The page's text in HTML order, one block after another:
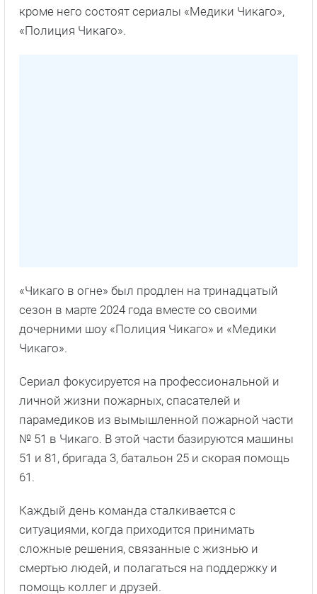
кроме него состоят сериалы «Медики Чикаго»,
«Полиция Чикаго».
«Чикаго в огне» был продлен на тринадцатый
сезон в марте 2024 года вместе со своими
дочерними шоу «Полиция Чикаго» и «Медики
Чикаго».
Сериал фокусируется на профессиональной и
личной жизни пожарных, спасателей и
парамедиков из вымышленной пожарной части
№ 51 в Чикаго. В этой части базируются машины
51 и 81, бригада 3, батальон 25 и скорая помощь
61.
Каждый день команда сталкивается с
ситуациями, когда приходится принимать
сложные решения, связанные с жизнью и
смертью людей, и полагаться на поддержку и
помощь коллег и друзей.